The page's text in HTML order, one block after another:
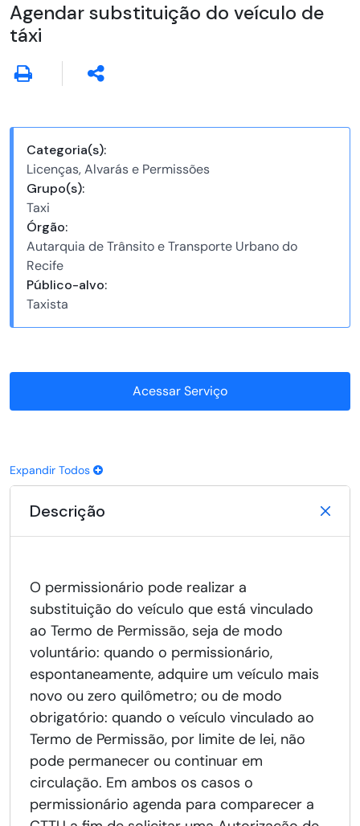
Agendar substituição do veículo de
táxi
Categoria(s):
Licenças, Alvarás e Permissões
Grupo(s):
Taxi
Órgão:
Autarquia de Trânsito e Transporte Urbano do
Recife
Público-alvo:
Taxista
Acessar Serviço
Expandir Todos
Descrição
O permissionário pode realizar a
substituição do veículo que está vinculado
ao Termo de Permissão, seja de modo
voluntário: quando o permissionário,
espontaneamente, adquire um veículo mais
novo ou zero quilômetro; ou de modo
obrigatório: quando o veículo vinculado ao
Termo de Permissão, por limite de lei, não
pode permanecer ou continuar em
circulação. Em ambos os casos o
permissionário agenda para comparecer a